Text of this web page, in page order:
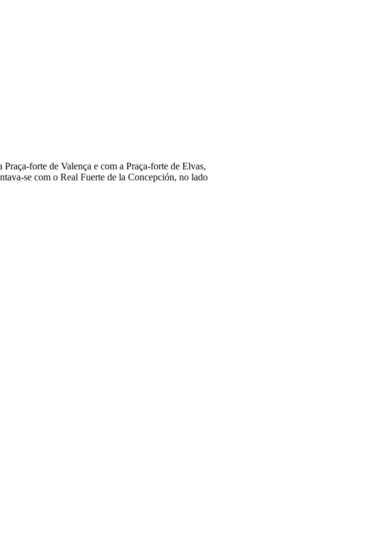
forte de Valença e com a Praça-forte de Elvas,
se com o Real Fuerte de la Concepción, no lado